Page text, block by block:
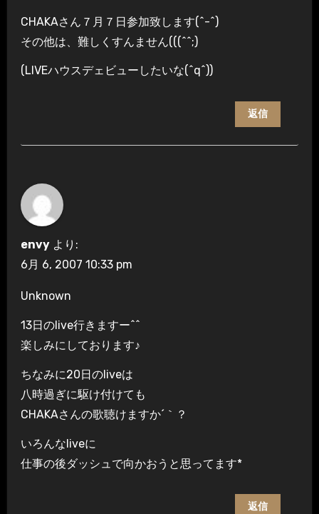
CHAKAさん７月７日参加致します(^-^)
その他は、難しくすんません(((^^;)
(LIVEハウスデェビューしたいな(^q^))
返信
envy より:
6月 6, 2007 10:33 pm
Unknown
13日のlive行きますー^^
楽しみにしております♪
ちなみに20日のliveは
八時過ぎに駆け付けても
CHAKAさんの歌聴けますか´｀？
いろんなliveに
仕事の後ダッシュで向かおうと思ってます*
返信